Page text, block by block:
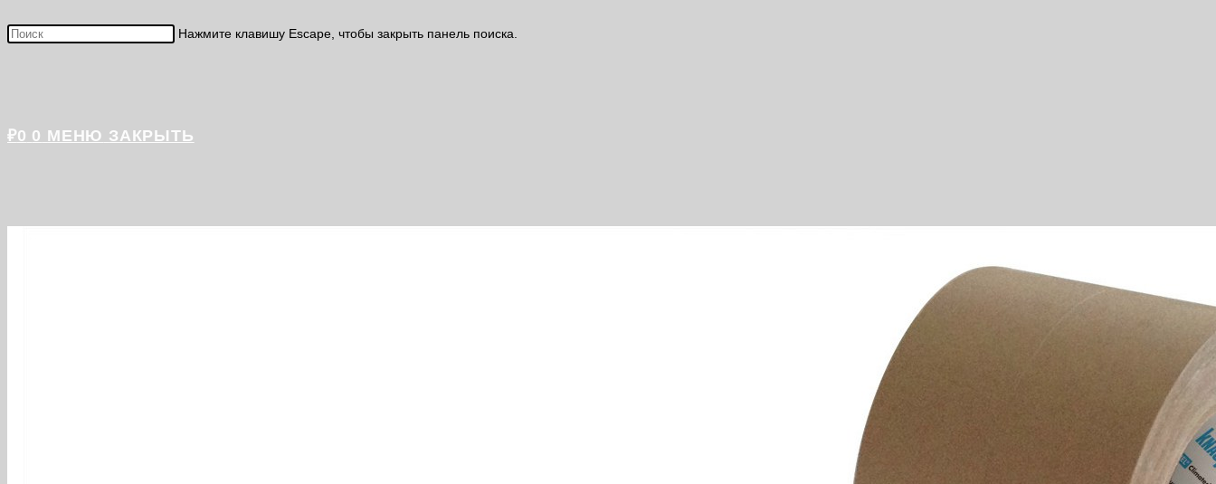
Нажмите клавишу Escape, чтобы закрыть панель поиска.
₽0 0 МЕНЮ ЗАКРЫТЬ